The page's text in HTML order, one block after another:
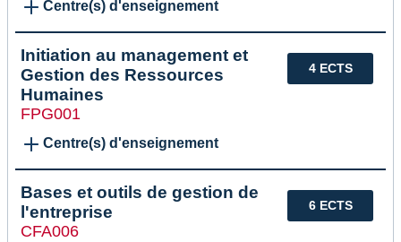
Centre(s) d'enseignement
4 ECTS
Initiation au management et
Gestion des Ressources
Humaines
FPG001
Centre(s) d'enseignement
6 ECTS
Bases et outils de gestion de
l'entreprise
CFA006